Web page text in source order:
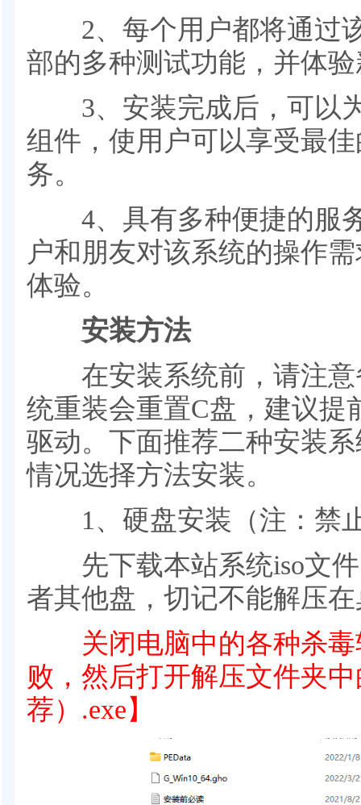
2、每个用户都将通过
部的多种测试功能，并体
3、安装完成后，可以
组件，使用户可以享受最
务。
4、具有多种便捷的服
户和朋友对该系统的操作
体验。
安装方法
在安装系统前，请注意
统重装会重置C盘，建议提
驱动。下面推荐二种安装
情况选择方法安装。
1、硬盘安装（注：禁
先下载本站系统iso文件
者其他盘，切记不能解压
关闭电脑中的各种杀毒
败，然后打开解压文件夹
荐）.exe】